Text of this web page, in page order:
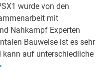
wurde von den
mit
Nahkampf Experten
Bauweise ist es sehr
kann auf unterschiedliche